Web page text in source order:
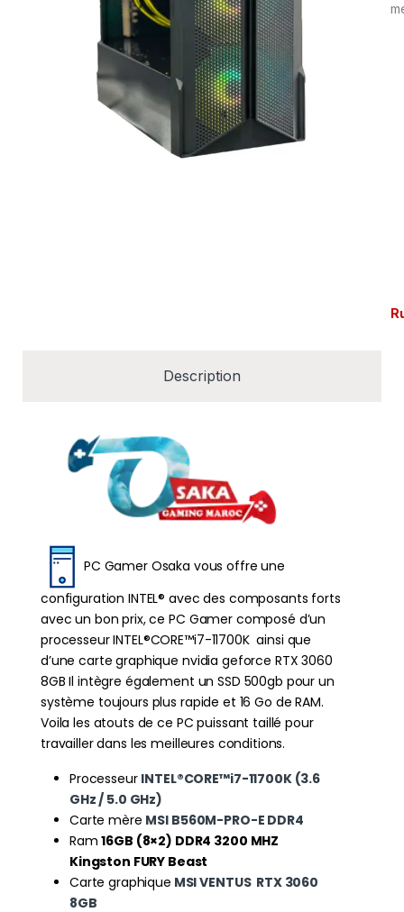
Description
PC Gamer Osaka vous offre une
configuration INTEL® avec des composants forts
avec un bon prix, ce PC Gamer composé d’un
processeur INTEL®CORE™i7-11700K ainsi que
d’une carte graphique nvidia geforce RTX 3060
8GB Il intègre également un SSD 500gb pour un
système toujours plus rapide et 16 Go de RAM.
Voila les atouts de ce PC puissant taillé pour
travailler dans les meilleures conditions.
Processeur INTEL®CORE™i7-11700K (3.6
GHz / 5.0 GHz)
Carte mère MSI B560M-PRO-E DDR4
Ram16GB (8×2) DDR4 3200 MHZ
Kingston FURY Beast
Carte graphique MSI VENTUS RTX 3060
8GB